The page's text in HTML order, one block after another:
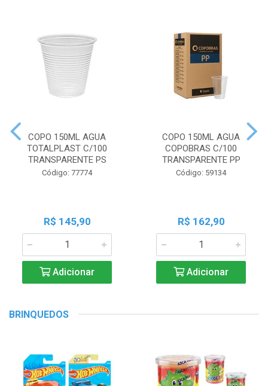
COPO 150ML AGUA
TOTALPLAST C/100
TRANSPARENTE PS
Código: 77774
R$ 145,90
Adicionar
COPO 150ML AGUA
COPOBRAS C/100
TRANSPARENTE PP
Código: 59134
R$ 162,90
Adicionar
BRINQUEDOS